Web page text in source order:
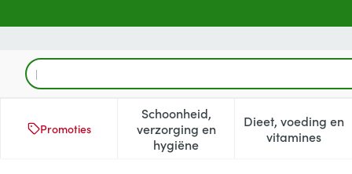
Product, merk, categorie...
Promoties
Schoonheid,
verzorging en
hygiëne
Toon submenu voor
Dieet, voeding en
vitamines
Toon